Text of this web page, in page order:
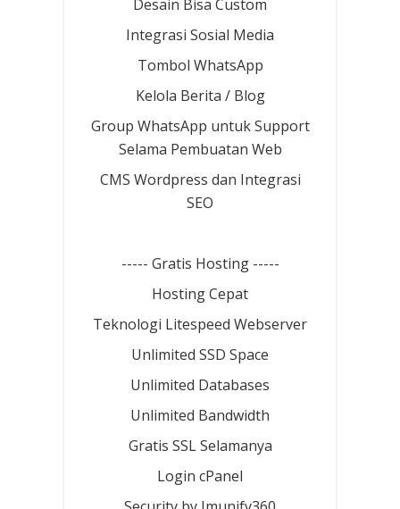
Desain Bisa Custom
Integrasi Sosial Media
Tombol WhatsApp
Kelola Berita / Blog
Group WhatsApp untuk Support
Selama Pembuatan Web
CMS Wordpress dan Integrasi
SEO
----- Gratis Hosting -----
Hosting Cepat
Teknologi Litespeed Webserver
Unlimited SSD Space
Unlimited Databases
Unlimited Bandwidth
Gratis SSL Selamanya
Login cPanel